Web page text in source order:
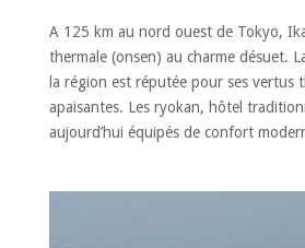
A 125 km au nord ouest de Tokyo,
thermale (onsen) au charme désuet.
la région est réputée pour ses vertus
apaisantes. Les ryokan, hôtel
aujourd’hui équipés de confort